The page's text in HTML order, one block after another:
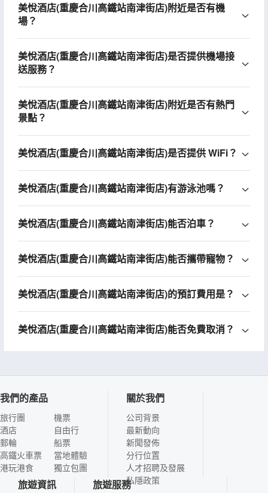
美悅酒店(重慶合川高鐵站南津街店)附近是否有機
場？
美悅酒店(重慶合川高鐵站南津街店)是否提供機場接
送服務？
美悅酒店(重慶合川高鐵站南津街店)附近是否有熱門
景點？
美悅酒店(重慶合川高鐵站南津街店)是否提供 WiFi？
美悅酒店(重慶合川高鐵站南津街店)有游泳池嗎？
美悅酒店(重慶合川高鐵站南津街店)能否泊車？
美悅酒店(重慶合川高鐵站南津街店)能否攜帶寵物？
美悅酒店(重慶合川高鐵站南津街店)的預訂費用是？
美悅酒店(重慶合川高鐵站南津街店)能否免費取消？
我們的產品
旅行團
酒店
郵輪
高鐵火車票
港玩港食
機票
自由行
船票
當地體驗
獨立包團
關於我們
公司背景
最新動向
新聞發佈
分行位置
人才招聘及發展
私隱政策
旅遊資訊 旅遊服務